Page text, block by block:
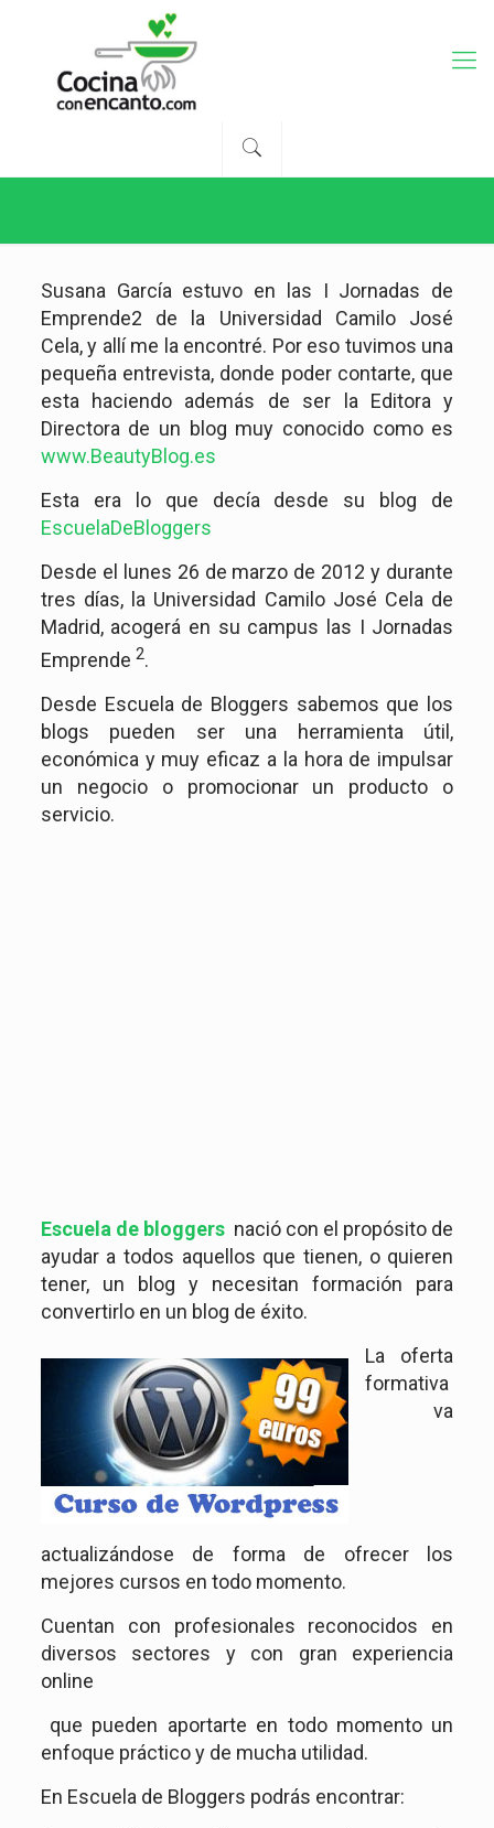
Susana García estuvo en las I Jornadas de
Emprende2 de la Universidad Camilo José
Cela, y allí me la encontré. Por eso tuvimos una
pequeña entrevista, donde poder contarte, que
esta haciendo además de ser la Editora y
Directora de un blog muy conocido como es
www.BeautyBlog.es
Esta era lo que decía desde su blog de
EscuelaDeBloggers
Desde el lunes 26 de marzo de 2012 y durante
tres días, la Universidad Camilo José Cela de
Madrid, acogerá en su campus las I Jornadas
Emprende 2.
Desde Escuela de Bloggers sabemos que los
blogs pueden ser una herramienta útil,
económica y muy eficaz a la hora de impulsar
un negocio o promocionar un producto o
servicio.
Escuela de bloggers nació con el propósito de
ayudar a todos aquellos que tienen, o quieren
tener, un blog y necesitan formación para
convertirlo en un blog de éxito.
La oferta
formativa
va
actualizándose de forma de ofrecer los
mejores cursos en todo momento.
Cuentan con profesionales reconocidos en
diversos sectores y con gran experiencia
online
que pueden aportarte en todo momento un
enfoque práctico y de mucha utilidad.
En Escuela de Bloggers podrás encontrar: